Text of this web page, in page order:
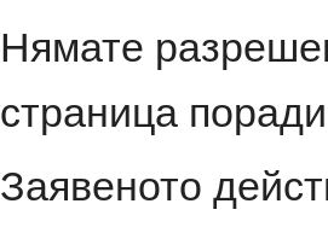
Нямате
страница
Заявеното